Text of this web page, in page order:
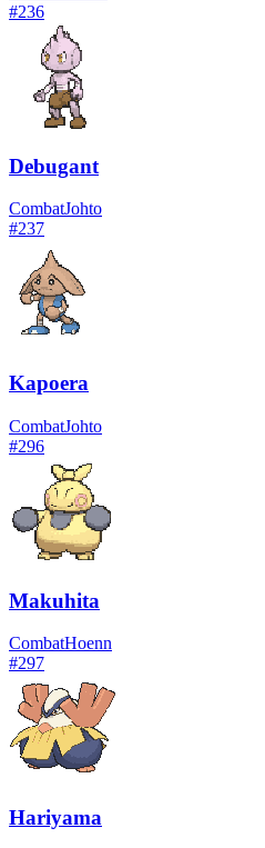
#236
Debugant
CombatJohto
#237
Kapoera
CombatJohto
#296
Makuhita
CombatHoenn
#297
Hariyama